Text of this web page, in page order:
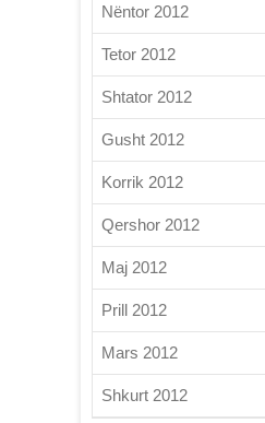
Nëntor 2012
Tetor 2012
Shtator 2012
Gusht 2012
Korrik 2012
Qershor 2012
Maj 2012
Prill 2012
Mars 2012
Shkurt 2012